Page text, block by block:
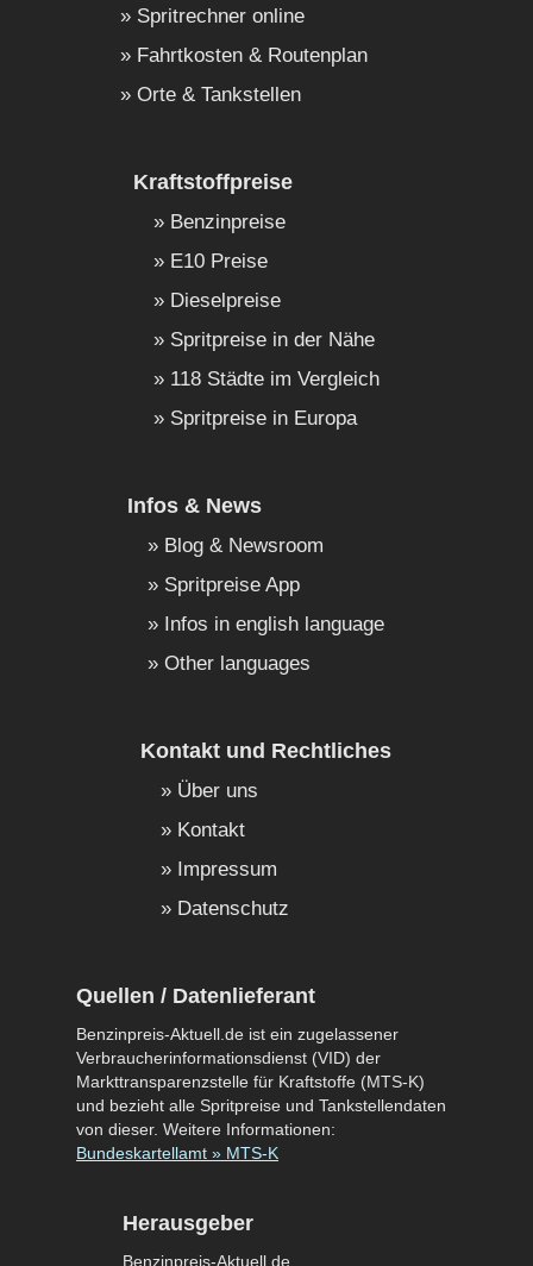
Spritrechner online
Fahrtkosten & Routenplan
Orte & Tankstellen
Kraftstoffpreise
Benzinpreise
E10 Preise
Dieselpreise
Spritpreise in der Nähe
118 Städte im Vergleich
Spritpreise in Europa
Infos & News
Blog & Newsroom
Spritpreise App
Infos in english language
Other languages
Kontakt und Rechtliches
Über uns
Kontakt
Impressum
Datenschutz
Quellen / Datenlieferant
Benzinpreis-Aktuell.de ist ein zugelassener
Verbraucherinformationsdienst (VID) der
Markttransparenzstelle für Kraftstoffe (MTS-K)
und bezieht alle Spritpreise und Tankstellendaten
von dieser. Weitere Informationen:
Bundeskartellamt » MTS-K
Herausgeber
Benzinpreis-Aktuell.de